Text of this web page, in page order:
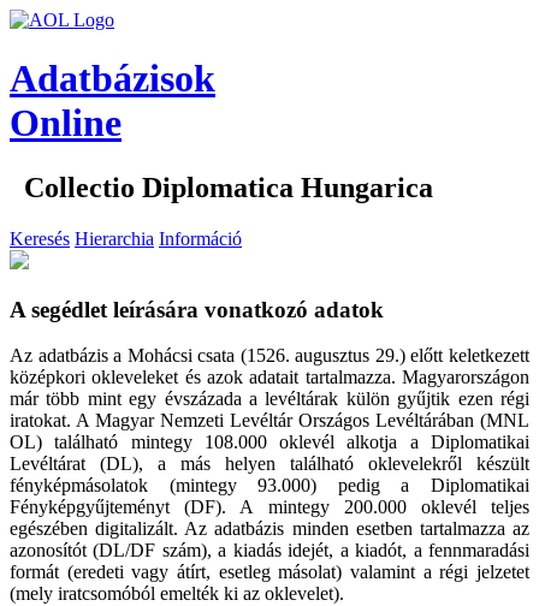
Adatbázisok
Online
Collectio Diplomatica Hungarica
Keresés Hierarchia Információ
A segédlet leírására vonatkozó adatok
Az adatbázis a Mohácsi csata (1526. augusztus 29.) előtt keletkezett
középkori okleveleket és azok adatait tartalmazza. Magyarországon
már több mint egy évszázada a levéltárak külön gyűjtik ezen régi
iratokat. A Magyar Nemzeti Levéltár Országos Levéltárában (MNL
OL) található mintegy 108.000 oklevél alkotja a Diplomatikai
Levéltárat (DL), a más helyen található oklevelekről készült
fényképmásolatok (mintegy 93.000) pedig a Diplomatikai
Fényképgyűjteményt (DF). A mintegy 200.000 oklevél teljes
egészében digitalizált. Az adatbázis minden esetben tartalmazza az
azonosítót (DL/DF szám), a kiadás idejét, a kiadót, a fennmaradási
formát (eredeti vagy átírt, esetleg másolat) valamint a régi jelzetet
(mely iratcsomóból emelték ki az oklevelet).